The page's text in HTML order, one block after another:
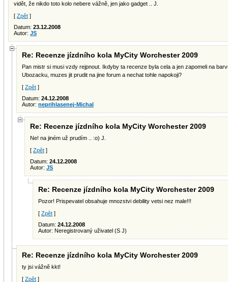
vidět, že nikdo toto kolo nebere vážně, jen jako gadget .. J.
[ Zpět ]
Datum: 23.12.2008
Autor: JS
Re: Recenze jízdního kola MyCity Worchester 2009
Pan mistr si musi vzdy rejpnout. Ikdyby ta recenze byla cela a jen zapomeli na
Ubozacku, muzes jit prudit na jine forum a nechat tohle napokoji?
[ Zpět ]
Datum: 24.12.2008
Autor: neprihlasenej-Michal
Re: Recenze jízdního kola MyCity Worchester 2009
Ne! na jiném už prudím .. :o) J.
[ Zpět ]
Datum: 24.12.2008
Autor: JS
Re: Recenze jízdního kola MyCity Worchester 2009
Pozor! Prispevatel obsahuje mnozstvi debility vetsi nez male!!!
[ Zpět ]
Datum: 24.12.2008
Autor: Neregistrovaný uživatel (S J)
Re: Recenze jízdního kola MyCity Worchester 2009
ty jsi vážně kkt!
[ Zpět ]